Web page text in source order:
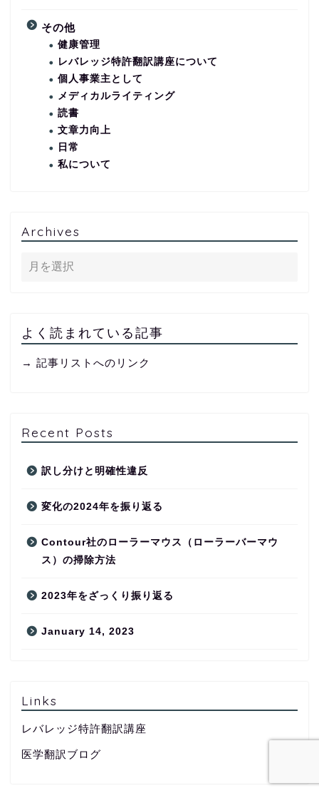
その他
健康管理
レバレッジ特許翻訳講座について
個人事業主として
メディカルライティング
読書
文章力向上
日常
私について
Archives
よく読まれている記事
→ 記事リストへのリンク
Recent Posts
訳し分けと明確性違反
変化の2024年を振り返る
Contour社のローラーマウス（ローラーバーマウ
ス）の掃除方法
2023年をざっくり振り返る
January 14, 2023
Links
レバレッジ特許翻訳講座
医学翻訳ブログ